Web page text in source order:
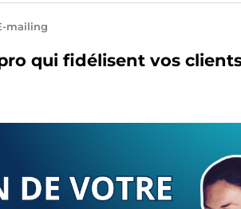
mailing
qui fidélisent vos